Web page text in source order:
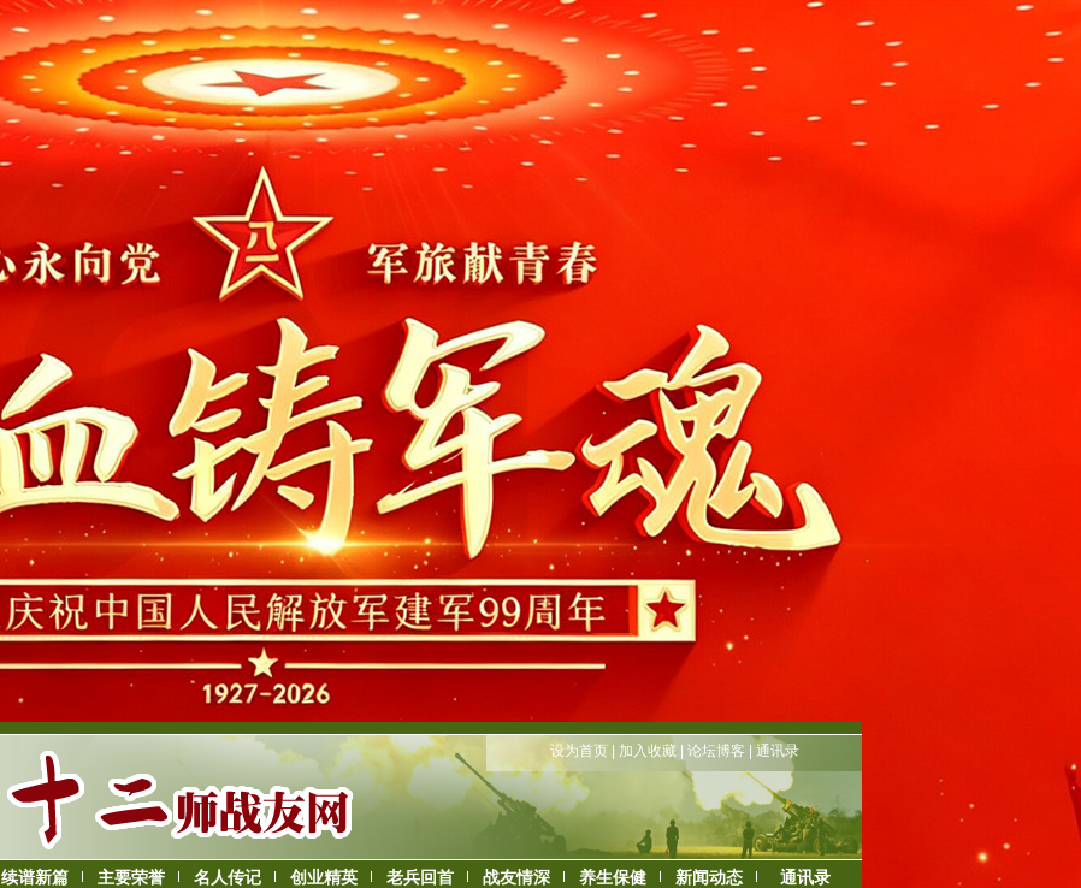
设为首页| 加入收藏| 论坛博客 通讯录
续谱新篇 主要荣誉 名人传记 创业精英 老兵回首 战友情深 养生保健 新闻动态 通讯录